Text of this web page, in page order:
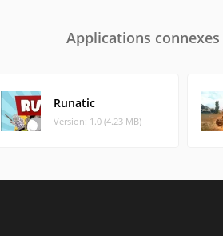
Applications connexes
Runatic
Version: 1.0 (4.23 MB)